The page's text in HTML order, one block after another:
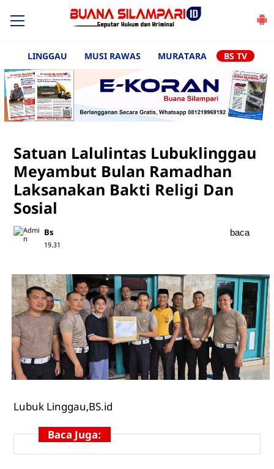
LINGGAU MUSI RAWAS MURATARA BS TV
Satuan Lalulintas Lubuklinggau
Meyambut Bulan Ramadhan
Laksanakan Bakti Religi Dan
Sosial
Bs
19.31
baca
Lubuk Linggau,BS.id
Baca Juga: